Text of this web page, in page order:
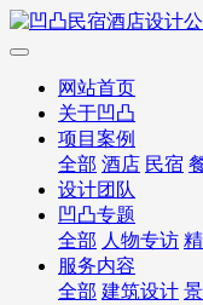
网站首页
关于凹凸
项目案例
全部 酒店 民宿
设计团队
凹凸专题
全部 人物专访
服务内容
全部 建筑设计